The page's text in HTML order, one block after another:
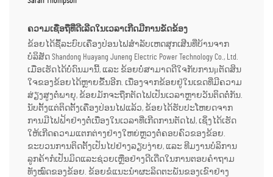
ຄວາມເຊື່ອຖືທີ່ດີເລີດໃນເວລາເກີດມີການຂັດຂ້ອງ
ຂ້ອຍໄດ້ຊື້ລະບົບເຄື່ອງປ່ອນໄຟສຳລັບເຫດສຸກເສີນທີ່ບ້ານຈາກ
ບໍລິສັດ Shandong Huayang Juneng Electric Power Technology Co., Ltd.
ເມື່ອເຮັດໄດ້ບໍ່ດົນມານີ້, ແລະ ຂ້ອຍບໍ່ສາມາດດີໃຈກັບການμຕັດສິນ
ໃຈຂອງຂ້ອຍໄດ້ຫຼາຍຂື້ນອີກ. ເນື່ອງຈາກຂ້ອຍຢູ່ໃນເຂດທີ່ມີຄວາມ
ສ່ຽງສູງຕໍ່ພາຍຸ, ຂ້ອຍມັກຈະຖືກຕັດໄຟເປັນເວລາຫຼາຍວັນຕິດຕໍ່ກັນ.
ນັບຕັ້ງແຕ່ຕິດຕັ້ງເຄື່ອງປ່ອນໄຟແລ້ວ, ຂ້ອຍໄດ້ຮັບປະໂຫຍດຈາກ
ການມີໄຟຟ້າຢ່າງຕໍ່ເນື່ອງໃນເວລາທີ່ເກີດການຕັດໄຟ, ເຊິ່ງໄດ້ເຮັດ
ໃຫ້ເກີດຄວາມແຕກຕ່າງຢ່າງໃຫຍ່ຫຼວງຕໍ່ຄອບຄົວຂອງຂ້ອຍ.
ຂະບວນການຕິດຕັ້ງເປັນໄປຢ່າງລຽບງ່າຍ, ແລະ ທີມງານບໍລິການ
ລູກຄ້າກໍເປັນມິດແລະຊ່ວຍເຫຼືອຢ່າງດີເດີ່ດໃນການຕອບຄຳຖາມ
ທັງໝົດຂອງຂ້ອຍ. ຂ້ອຍຂໍແນະນຳຜະລິດຕະພັນຂອງເຂົາຢ່າງ